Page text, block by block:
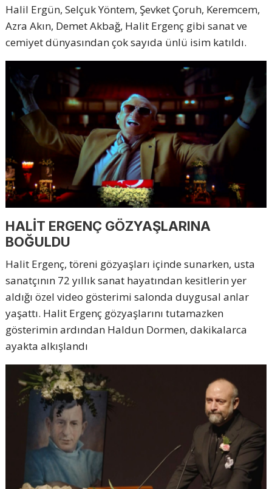
Halil Ergün, Selçuk Yöntem, Şevket Çoruh, Keremcem,
Azra Akın, Demet Akbağ, Halit Ergenç gibi sanat ve
cemiyet dünyasından çok sayıda ünlü isim katıldı.
HALİT ERGENÇ GÖZYAŞLARINA
BOĞULDU
Halit Ergenç, töreni gözyaşları içinde sunarken, usta
sanatçının 72 yıllık sanat hayatından kesitlerin yer
aldığı özel video gösterimi salonda duygusal anlar
yaşattı. Halit Ergenç gözyaşlarını tutamazken
gösterimin ardından Haldun Dormen, dakikalarca
ayakta alkışlandı